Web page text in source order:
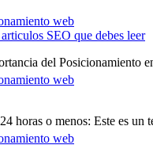
SEO que debes leer
del Posicionamiento
horas o menos: Este es un